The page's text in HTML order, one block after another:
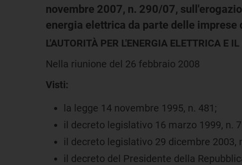
novembre 2007, n. 290/07,
energia elettrica da parte delle imprese
L'AUTORITÀ PER L'ENERGIA ELETTRICA E IL
Nella riunione del 26 febbraio 2008
Visti:
la legge 14 novembre 1995, n. 481;
il decreto legislativo 16 marzo 1999, n.
il decreto legislativo 29 dicembre 2003,
il decreto del Presidente della